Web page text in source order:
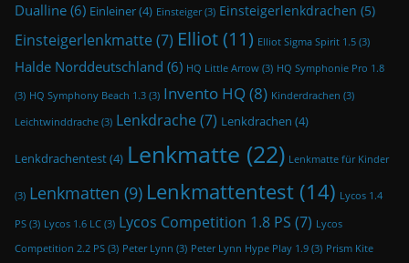
Dualline(6) Einleiner(4) Einsteiger(3) Einsteigerlenkdrachen (5)
Einsteigerlenkmatte (7) Elliot(11) Elliot Sigma Spirit 1.5 (3)
Halde Norddeutschland (6) HQ Little Arrow (3) HQ Symphonie Pro 1.8
(3) HQ Symphony Beach 1.3 (3) Invento HQ(8) Kinderdrachen (3)
Leichtwinddrache (3) Lenkdrache (7) Lenkdrachen (4)
Lenkdrachentest(4) Lenkmatte (22) Lenkmatte für Kinder
(3) Lenkmatten (9) Lenkmattentest (14) Lycos 1.4
PS (3) Lycos 1.6 LC (3) Lycos Competition 1.8 PS (7) Lycos
Competition 2.2 PS (3) Peter Lynn (3) Peter Lynn Hype Play 1.9 (3) Prism Kite